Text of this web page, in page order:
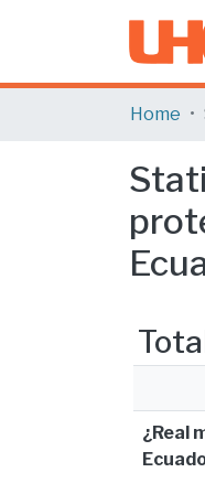
Home
¿Real